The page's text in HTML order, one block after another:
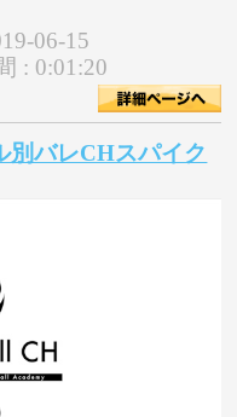
06-15
: 0:01:20
バレCHスパイク